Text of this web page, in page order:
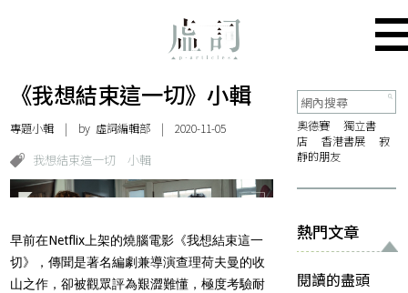
《我想結束這一切》小輯
專題小輯 | by 虛詞編輯部 | 2020-11-05
我想結束這一切 小輯
早前在Netflix上架的燒腦電影《我想結束這一
切》，傳聞是著名編劇兼導演查理荷夫曼的收
山之作，卻被觀眾評為艱澀難懂，極度考驗耐
奧德賽
獨立書
店
香港書展
寂
靜的朋友
熱門文章
閱讀的盡頭